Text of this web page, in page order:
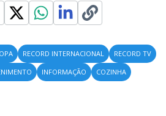
RECORD INTERNACIONAL
RECORD TV
INFORMAÇÃO
COZINHA